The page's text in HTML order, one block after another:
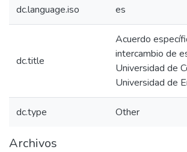
dc.language.iso es
dc.title
Acuerdo
intercambio de
Universidad de
Universidad de
dc.type Other
Archivos